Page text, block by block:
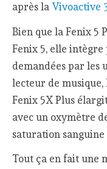
après la Vivoactive
Bien que la Fenix 5
Fenix 5, elle
demandées par les
lecteur de musique,
Fenix 5X Plus
avec un oxymètre
saturation sanguine
Tout ça en fait une